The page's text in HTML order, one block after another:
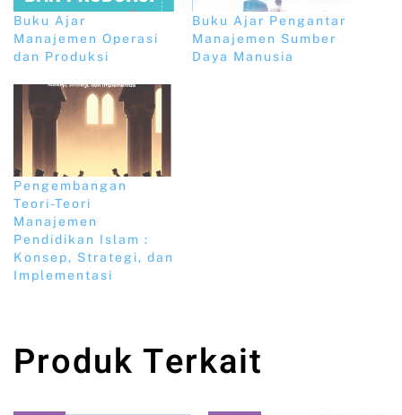
Buku Ajar
Manajemen Operasi
dan Produksi
Buku Ajar Pengantar
Manajemen Sumber
Daya Manusia
Pengembangan
Teori-Teori
Manajemen
Pendidikan Islam :
Konsep, Strategi, dan
Implementasi
Produk Terkait